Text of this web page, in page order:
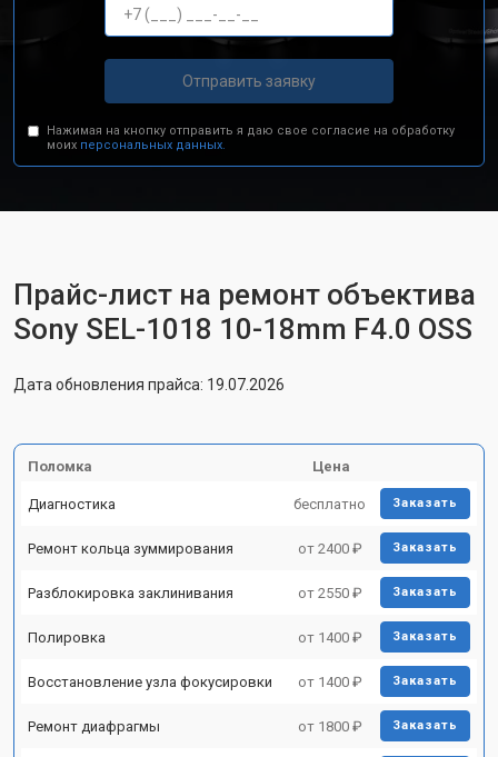
Отправить заявку
Нажимая на кнопку отправить я даю свое согласие на обработку
моих персональных данных.
Прайс-лист на ремонт объектива
Sony SEL-1018 10-18mm F4.0 OSS
Дата обновления прайса: 19.07.2026
Поломка Цена
Диагностика бесплатно Заказать
Ремонт кольца зуммирования от 2400 ₽ Заказать
Разблокировка заклинивания от 2550 ₽ Заказать
Полировка от 1400 ₽ Заказать
Восстановление узла фокусировки от 1400 ₽ Заказать
Ремонт диафрагмы от 1800 ₽ Заказать